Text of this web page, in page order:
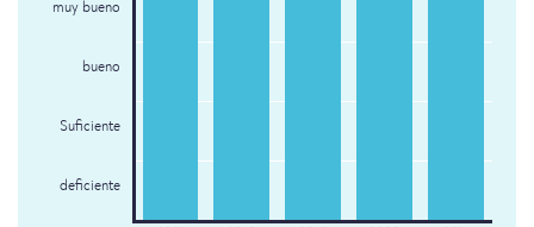
muy bueno
bueno
Suficiente
deficiente